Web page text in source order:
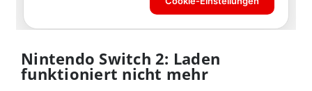
Nintendo Switch 2: Laden
funktioniert nicht mehr